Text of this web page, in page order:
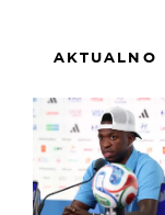
AKTUALNO